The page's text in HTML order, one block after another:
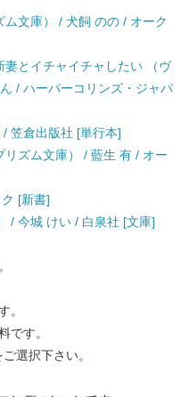
文庫） / 犬飼 のの / オーク
とイチャイチャしたい （ヴ
/ ハーパーコリンズ・ジャパ
笠倉出版社 [単行本]
ズム文庫） / 藍生 有 / オー
[新書]
/ 今城 けい / 白泉社 [文庫]
。
です。
選択下さい。